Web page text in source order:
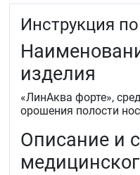
острые и
острые и
острые и
для профилактики
ОРВИ&nbsp
лекарственных
для
Распыление – «струя».
Инструкция
изделия
«ЛинАква форте»,
орошения полости
Описание и